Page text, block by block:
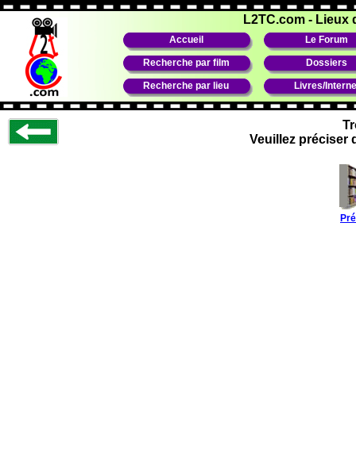
L2TC.com - Lieux
Accueil Le Forum
Recherche par film Dossiers
Recherche par lieu Livres/
Veuillez préciser